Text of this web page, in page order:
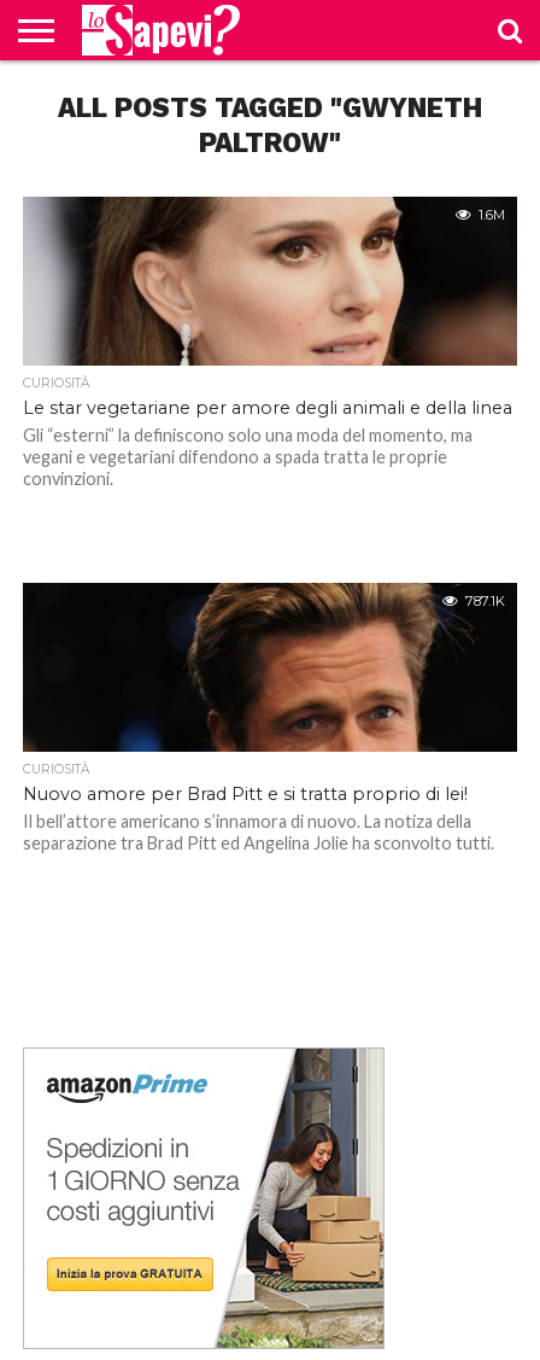
BENESSERE
GOSSIP
PRODOTTI
AMAZON
NEWS
CASA E
CUCINA
ALL POSTS TAGGED "GWYNETH
PALTROW"
1.6M
CURIOSITÀ
Le star vegetariane per amore degli animali e della linea
Gli “esterni” la definiscono solo una moda del momento, ma
vegani e vegetariani difendono a spada tratta le proprie
convinzioni.
787.1K
CURIOSITÀ
Nuovo amore per Brad Pitt e si tratta proprio di lei!
Il bell’attore americano s’innamora di nuovo. La notiza della
separazione tra Brad Pitt ed Angelina Jolie ha sconvolto tutti.